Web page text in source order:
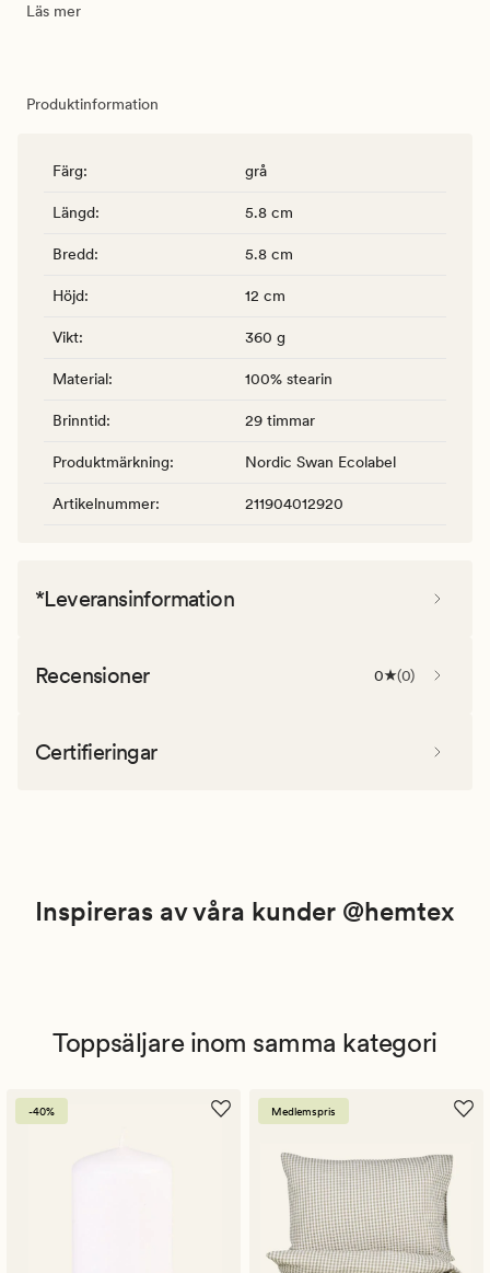
Läs mer
Produktinformation
Färg: grå
Längd: 5.8 cm
Bredd: 5.8 cm
Höjd: 12 cm
Vikt: 360 g
Material: 100% stearin
Brinntid: 29 timmar
Produktmärkning: Nordic Swan Ecolabel
Artikelnummer: 211904012920
*Leveransinformation
Recensioner 0 (0)
Certifieringar
Inspireras av våra kunder @hemtex
Toppsäljare inom samma kategori
-40% Medlemspris